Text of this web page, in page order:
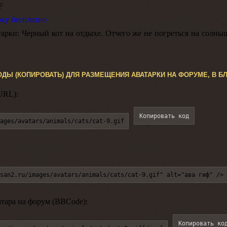
бесплатно
Черный кот на отдыхе. Отчего же не погреться на
(КОПИРОВАТЬ) ДЛЯ РАЗМЕЩЕНИЯ АВАТАРКИ НА ФОРУМЕ, В
avatars/animals/cats/cat-9.gif
Копировать код
images/avatars/animals/cats/cat-9.gif" alt="ава гиф" />
на форум (BBCode):
Копировать